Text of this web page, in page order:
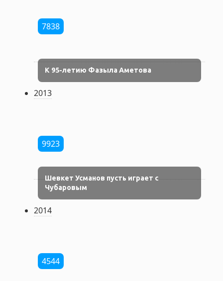
7838
К 95-летию Фазыла Аметова
2013
9923
Шевкет Усманов пусть играет с
Чубаровым
2014
4544